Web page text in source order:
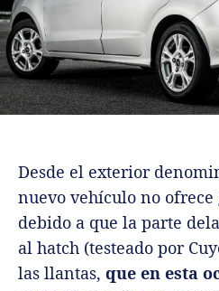
Desde el exterior
nuevo vehículo no ofrece
debido a que la parte
al hatch (testeado por
las llantas, que en esta